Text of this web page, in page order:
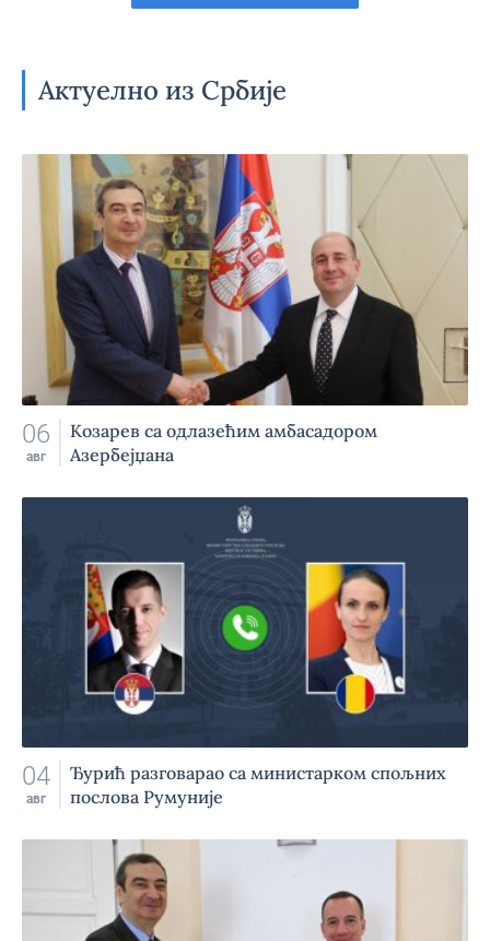
Актуелно из Србије
06
авг
Козарев са одлазећим амбасадором
Азербејџана
04
авг
Ђурић разговарао са министарком спољних
послова Румуније